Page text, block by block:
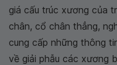
giá cấu trúc xương của
chân, cổ chân thẳng,
cung cấp những thông
về giải phẫu các xương